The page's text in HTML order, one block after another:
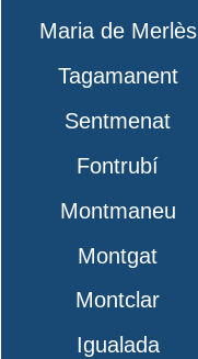
Maria de Merlès
Tagamanent
Sentmenat
Fontrubí
Montmaneu
Montgat
Montclar
Igualada